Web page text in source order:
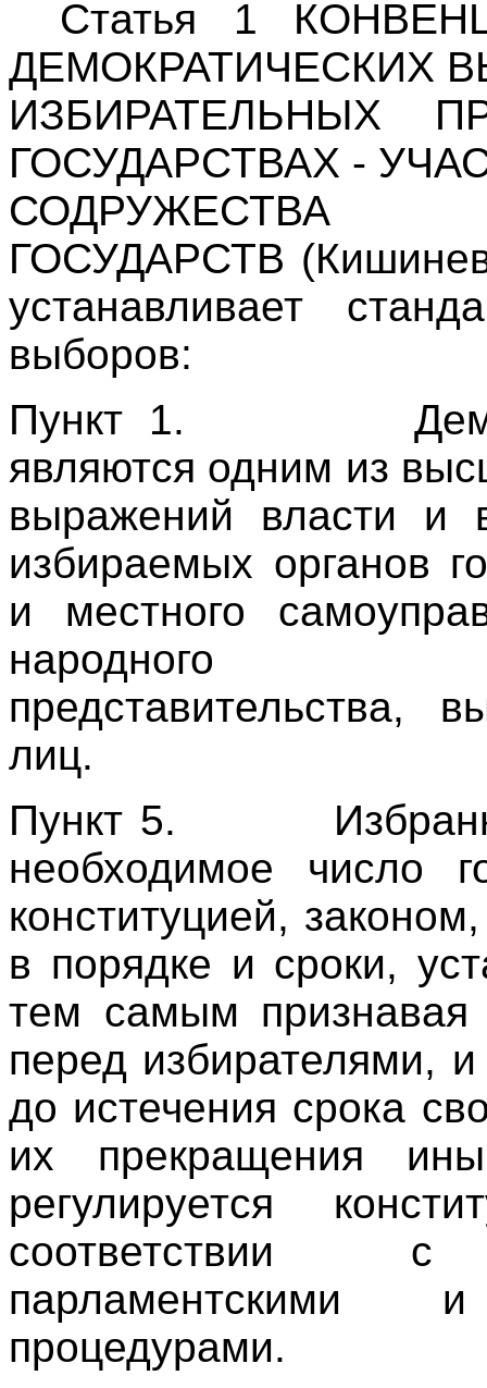
Статья 1
ДЕМОКРАТИЧЕСКИХ
ИЗБИРАТЕЛЬНЫХ
ГОСУДАРСТВАХ -
СОДРУЖЕСТВА
ГОСУДАРСТВ
устанавливает
выборов:
Пункт 1.
являются одним из
выражений власти и
избираемых органов
и местного
народного
представительства,
лиц.
Пункт 5.
необходимое число
конституцией,
в порядке и сроки,
тем самым признавая
перед избирателями,
до истечения срока
их прекращения
регулируется
соответствии с
парламентскими и
процедурами.